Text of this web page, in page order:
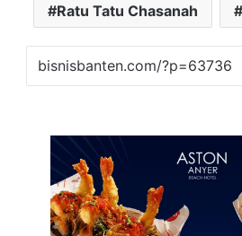
Ratu Tatu Chasanah